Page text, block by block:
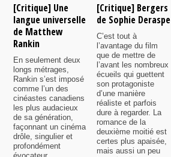
[Critique] Une
langue universelle
de Matthew
Rankin
En seulement deux
longs métrages,
Rankin s’est imposé
comme l’un des
cinéastes canadiens
les plus audacieux
de sa génération,
façonnant un cinéma
drôle, singulier et
profondément
[Critique] Bergers
de Sophie Deraspe
C’est tout à
l’avantage du film
que de mettre de
l’avant les nombreux
écueils qui guettent
son protagoniste
d’une manière
réaliste et parfois
dure à regarder. La
romance de la
deuxième moitié est
certes plus apaisée,
mais aussi un peu